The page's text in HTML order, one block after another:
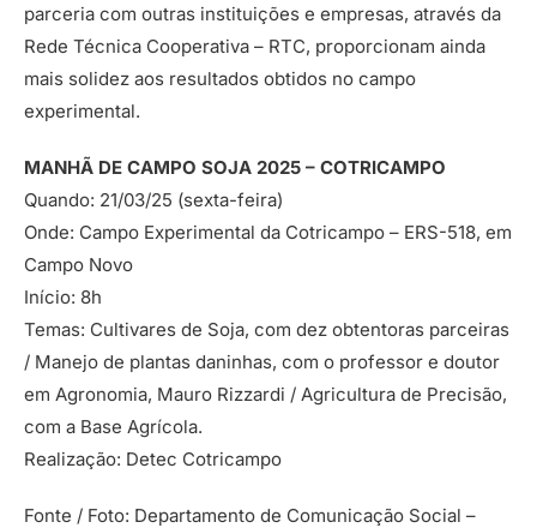
parceria com outras instituições e empresas, através da
Rede Técnica Cooperativa – RTC, proporcionam ainda
mais solidez aos resultados obtidos no campo
experimental.
MANHÃ DE CAMPO SOJA 2025 – COTRICAMPO
Quando: 21/03/25 (sexta-feira)
Onde: Campo Experimental da Cotricampo – ERS-518, em
Campo Novo
Início: 8h
Temas: Cultivares de Soja, com dez obtentoras parceiras
/ Manejo de plantas daninhas, com o professor e doutor
em Agronomia, Mauro Rizzardi / Agricultura de Precisão,
com a Base Agrícola.
Realização: Detec Cotricampo
Fonte / Foto: Departamento de Comunicação Social –